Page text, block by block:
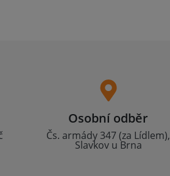
Osobní odběr
Čs. armády 347 (za Lídlem),
Slavkov u Brna